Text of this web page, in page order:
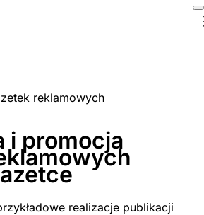
reklamowych
i promocja
realizacje publikacji